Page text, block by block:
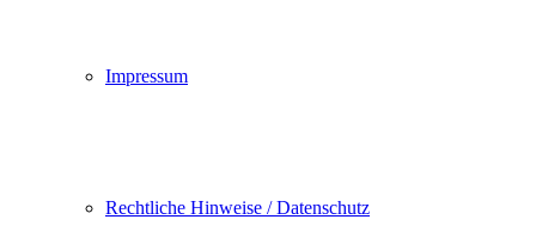
Impressum
Rechtliche Hinweise / Datenschutz